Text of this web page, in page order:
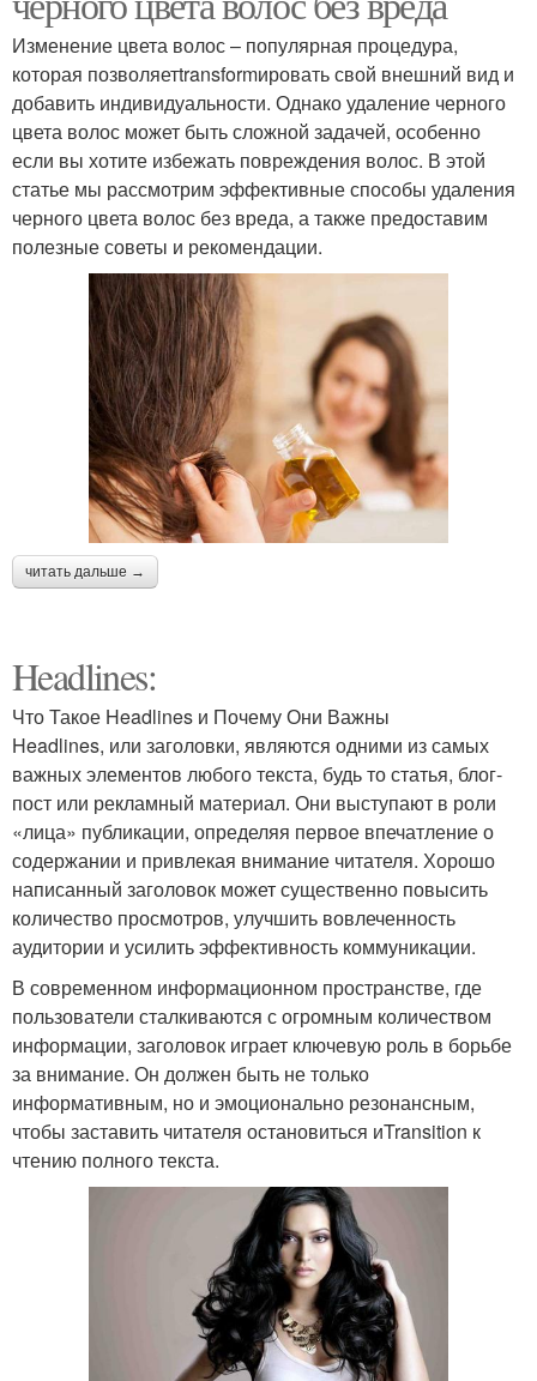
Изменение цвета волос – популярная процедура,
которая позволяетtransformировать свой внешний вид и
добавить индивидуальности. Однако удаление черного
цвета волос может быть сложной задачей, особенно
если вы хотите избежать повреждения волос. В этой
статье мы рассмотрим эффективные способы удаления
черного цвета волос без вреда, а также предоставим
полезные советы и рекомендации.
читать дальше →
Headlines:
Что Такое Headlines и Почему Они Важны
Headlines, или заголовки, являются одними из самых
важных элементов любого текста, будь то статья, блог-
пост или рекламный материал. Они выступают в роли
«лица» публикации, определяя первое впечатление о
содержании и привлекая внимание читателя. Хорошо
написанный заголовок может существенно повысить
количество просмотров, улучшить вовлеченность
аудитории и усилить эффективность коммуникации.
В современном информационном пространстве, где
пользователи сталкиваются с огромным количеством
информации, заголовок играет ключевую роль в борьбе
за внимание. Он должен быть не только
информативным, но и эмоционально резонансным,
чтобы заставить читателя остановиться иTransition к
чтению полного текста.